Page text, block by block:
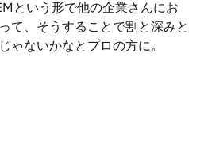
という形で他の企業さんにお
て、そうすることで割と深みと
ゃないかなとプロの方に。